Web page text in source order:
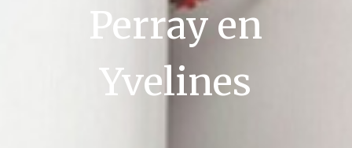
Perray en
Yvelines